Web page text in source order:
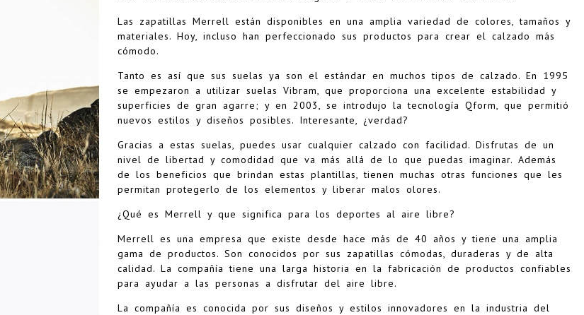
Las zapatillas Merrell están disponibles en una amplia variedad de colores, tamaños y
materiales. Hoy, incluso han perfeccionado sus productos para crear el calzado más
cómodo.
Tanto es así que sus suelas ya son el estándar en muchos tipos de calzado. En 1995
se empezaron a utilizar suelas Vibram, que proporciona una excelente estabilidad y
superficies de gran agarre; y en 2003, se introdujo la tecnología Qform, que permitió
nuevos estilos y diseños posibles. Interesante, ¿verdad?
Gracias a estas suelas, puedes usar cualquier calzado con facilidad. Disfrutas de un
nivel de libertad y comodidad que va más allá de lo que puedas imaginar. Además
de los beneficios que brindan estas plantillas, tienen muchas otras funciones que les
permitan protegerlo de los elementos y liberar malos olores.
¿Qué es Merrell y que significa para los deportes al aire libre?
Merrell es una empresa que existe desde hace más de 40 años y tiene una amplia
gama de productos. Son conocidos por sus zapatillas cómodas, duraderas y de alta
calidad. La compañía tiene una larga historia en la fabricación de productos confiables
para ayudar a las personas a disfrutar del aire libre.
La compañía es conocida por sus diseños y estilos innovadores en la industria del